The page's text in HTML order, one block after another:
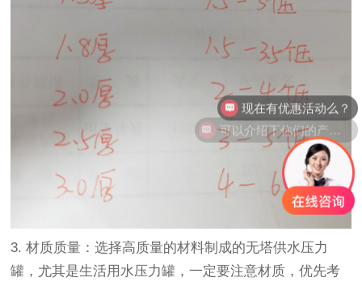
3. 材质质量：选择高质量的材料制成的无塔供水压力
罐，尤其是生活用水压力罐，一定要注意材质，优先考
可以介绍下你们的产品么？
现在有优惠活动么？